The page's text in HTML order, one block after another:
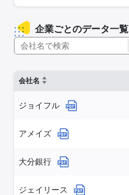
企業ごとのデータ一覧
会社名
ジョイフル
アメイズ
大分銀行
ジェイリース